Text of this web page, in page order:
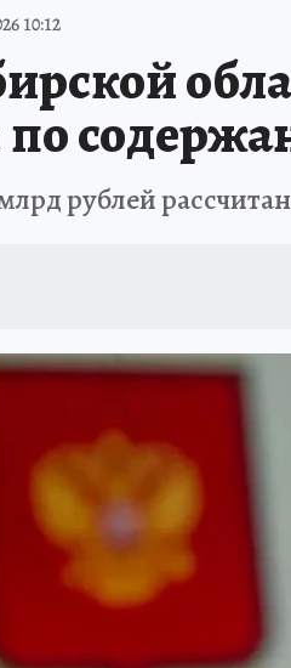
ЗАПОВЕДНАЯ РОССИЯ
10:12
рублей